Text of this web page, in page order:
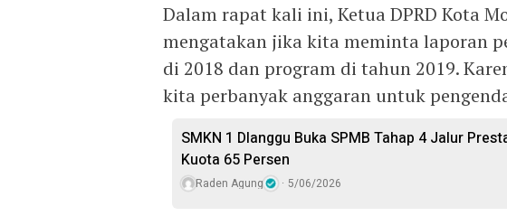
Dalam rapat kali ini, Ketua DPRD Kota
mengatakan jika kita meminta laporan
di 2018 dan program di tahun 2019.
kita perbanyak anggaran untuk
SMKN 1 Dlanggu Buka SPMB Tahap 4 Jalur
Kuota 65 Persen
Raden Agung 5/06/2026